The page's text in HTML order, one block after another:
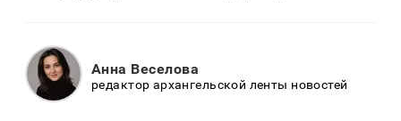
Анна Веселова
редактор архангельской ленты новостей